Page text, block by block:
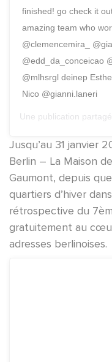
finished! go check it
amazing team who
@clemencemira_
@edd_da_conceicao
@mlhsrgl deinep
Nico @gianni.laneri
Une publication
Jusqu’au 31 janvier
Berlin – La Maison
Gaumont, depuis
quartiers d’hiver
rétrospective du
gratuitement au
adresses berlinoises.